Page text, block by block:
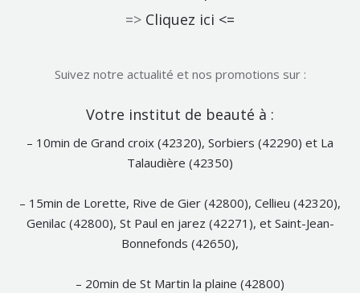
=> Cliquez ici <=
Suivez notre actualité et nos promotions sur :
Notre
Facebook
Votre institut de beauté à :
– 10min de Grand croix (42320), Sorbiers (42290) et La
Talaudière (42350)
– 15min de Lorette, Rive de Gier (42800), Cellieu (42320),
Genilac (42800), St Paul en jarez (42271), et Saint-Jean-
Bonnefonds (42650),
– 20min de St Martin la plaine (42800)